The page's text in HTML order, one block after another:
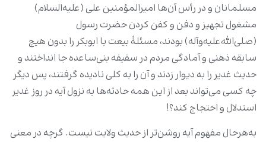
مسلمانان و در رأس آن‌ها امیرالمؤمنین علی‌ (علیه‌السلام)
مشغول تجهیز و دفن و کفن کردن حضرت رسول‌
(صلی‌الله‌علیه‌وآله) بودند، مسئلۀ بیعت با ابوبکر را بدون هیچ
سابقه ذهنی و آمادگی مردم در سقیفه بنی‌ساعده جا انداختند و
حدیث غدیر را به دیوار زدند و آن را به کلی نادیده گرفتند، پس دیگر
چه کسی می‌تواند بعد از این همه حادثه‌ها به نزول آیه در روز غدیر
استدلال و احتجاج کند؟!
به‌هرحال مفهوم آیه روشن‌تر از حدیث ولایت نیست. گرچه در معنی